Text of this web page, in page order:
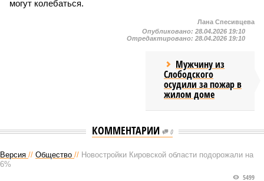
могут колебаться.
Лана Спесивцева
Опубликовано: 28.04.2026 19:10
Отредактировано: 28.04.2026 19:10
Мужчину из
Слободского
осудили за пожар в
жилом доме
КОММЕНТАРИИ 0
Версия // Общество // Новостройки Кировской области подорожали на
6%
5499